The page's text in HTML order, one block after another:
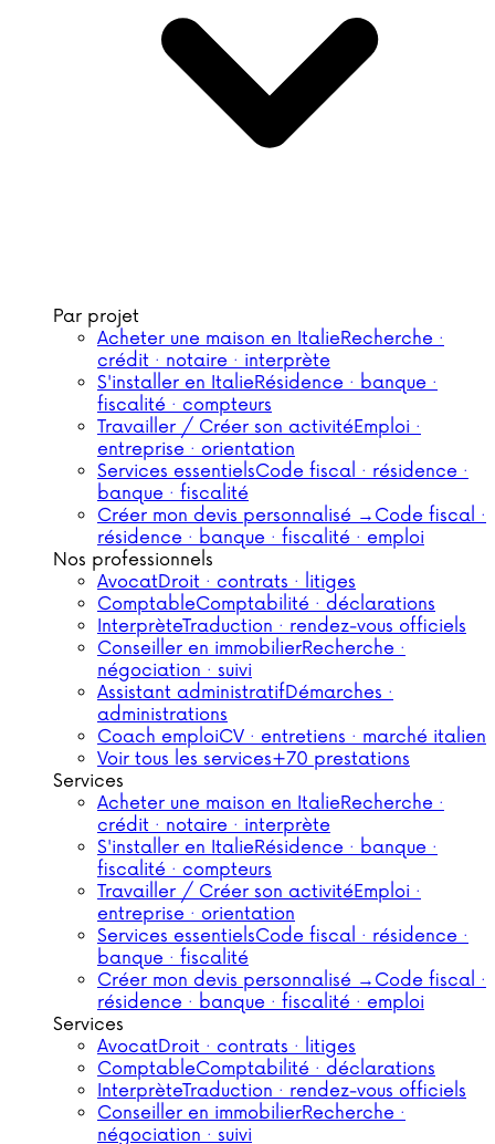
Par projet
Acheter une maison en ItalieRecherche ·
crédit · notaire · interprète
S'installer en ItalieRésidence · banque ·
fiscalité · compteurs
Travailler / Créer son activitéEmploi ·
entreprise · orientation
Services essentielsCode fiscal · résidence ·
banque · fiscalité
Créer mon devis personnalisé → Code fiscal ·
résidence · banque · fiscalité · emploi
Nos professionnels
AvocatDroit · contrats · litiges
ComptableComptabilité · déclarations
InterprèteTraduction · rendez-vous officiels
Conseiller en immobilierRecherche ·
négociation · suivi
Assistant administratifDémarches ·
administrations
Coach emploiCV · entretiens · marché italien
Voir tous les services+70 prestations
Services
Acheter une maison en ItalieRecherche ·
crédit · notaire · interprète
S'installer en ItalieRésidence · banque ·
fiscalité · compteurs
Travailler / Créer son activitéEmploi ·
entreprise · orientation
Services essentielsCode fiscal · résidence ·
banque · fiscalité
Créer mon devis personnalisé → Code fiscal ·
résidence · banque · fiscalité · emploi
Services
AvocatDroit · contrats · litiges
ComptableComptabilité · déclarations
InterprèteTraduction · rendez-vous officiels
Conseiller en immobilierRecherche ·
négociation · suivi